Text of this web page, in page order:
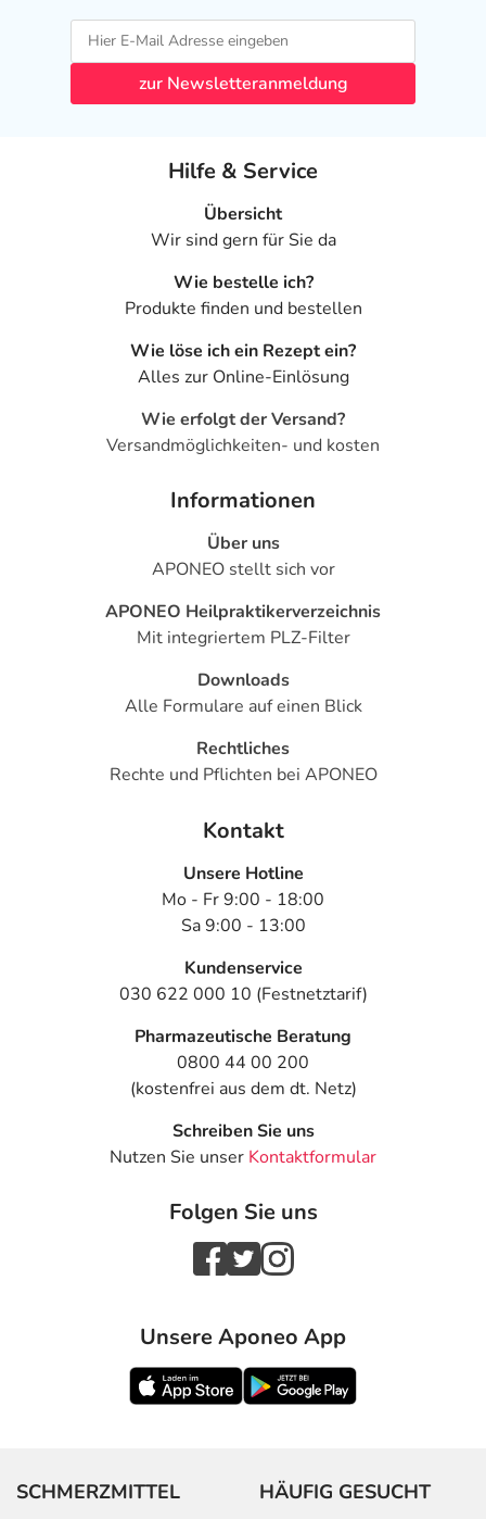
zur Newsletteranmeldung
Hilfe & Service
Übersicht
Wir sind gern für Sie da
Wie bestelle ich?
Produkte finden und bestellen
Wie löse ich ein Rezept ein?
Alles zur Online-Einlösung
Wie erfolgt der Versand?
Versandmöglichkeiten- und kosten
Informationen
Über uns
APONEO stellt sich vor
APONEO Heilpraktikerverzeichnis
Mit integriertem PLZ-Filter
Downloads
Alle Formulare auf einen Blick
Rechtliches
Rechte und Pflichten bei APONEO
Kontakt
Unsere Hotline
Mo - Fr 9:00 - 18:00
Sa 9:00 - 13:00
Kundenservice
030 622 000 10 (Festnetztarif)
Pharmazeutische Beratung
0800 44 00 200
(kostenfrei aus dem dt. Netz)
Schreiben Sie uns
Nutzen Sie unser Kontaktformular
Folgen Sie uns
Unsere Aponeo App
SCHMERZMITTEL HÄUFIG GESUCHT